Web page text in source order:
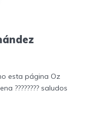
esta página Oz
???????? saludos